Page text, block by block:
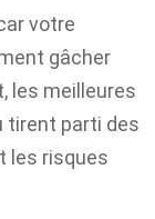
votre
gâcher
les meilleures
tirent parti des
les risques